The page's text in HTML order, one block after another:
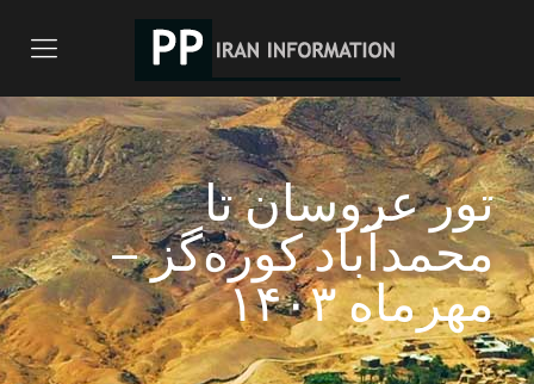
تور عروسان تا
محمدآباد کوره‌گز –
مهرماه ۱۴۰۳